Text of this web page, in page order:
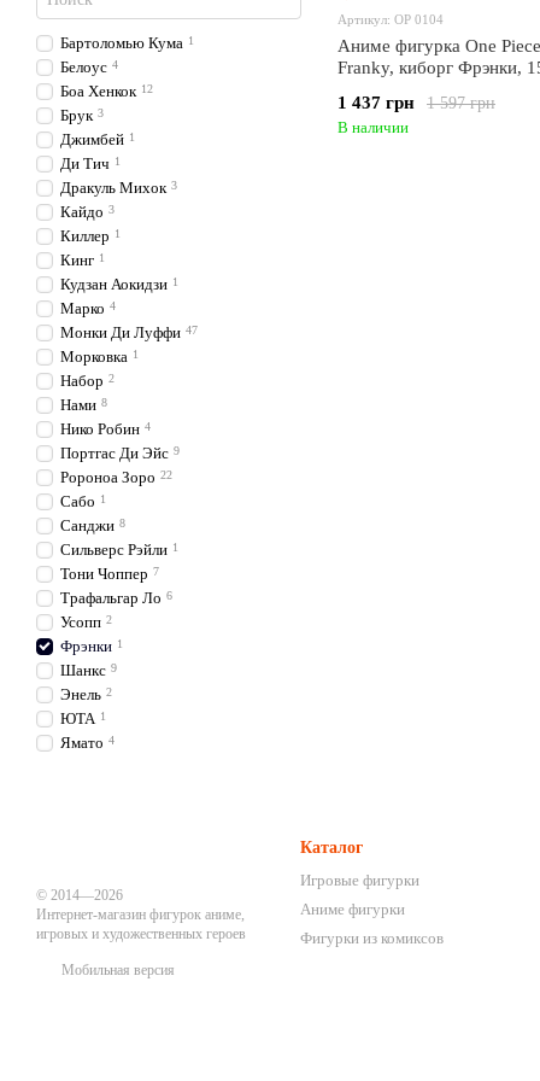
Артикул: OP 0104
Аниме фигурка One
Franky, киборг Фрэнки,
1 597 грн
1 437 грн
В наличии
Бартоломью Кума 1
Белоус 4
Боа Хенкок 12
Брук 3
Джимбей 1
Ди Тич 1
Дракуль Михок 3
Кайдо 3
Киллер 1
Кинг 1
Кудзан Аокидзи 1
Марко 4
Монки Ди Луффи 47
Морковка 1
Набор 2
Нами 8
Нико Робин 4
Портгас Ди Эйс 9
Ророноа Зоро 22
Сабо 1
Санджи 8
Сильверс Рэйли 1
Тони Чоппер 7
Трафальгар Ло 6
Усопп 2
Фрэнки 1
Шанкс 9
Энель 2
ЮТА 1
Ямато 4
© 2014—2026
Интернет-магазин фигурок аниме,
игровых и художественных героев
Мобильная версия
Каталог
Игровые фигурки
Аниме фигурки
Фигурки из комиксов